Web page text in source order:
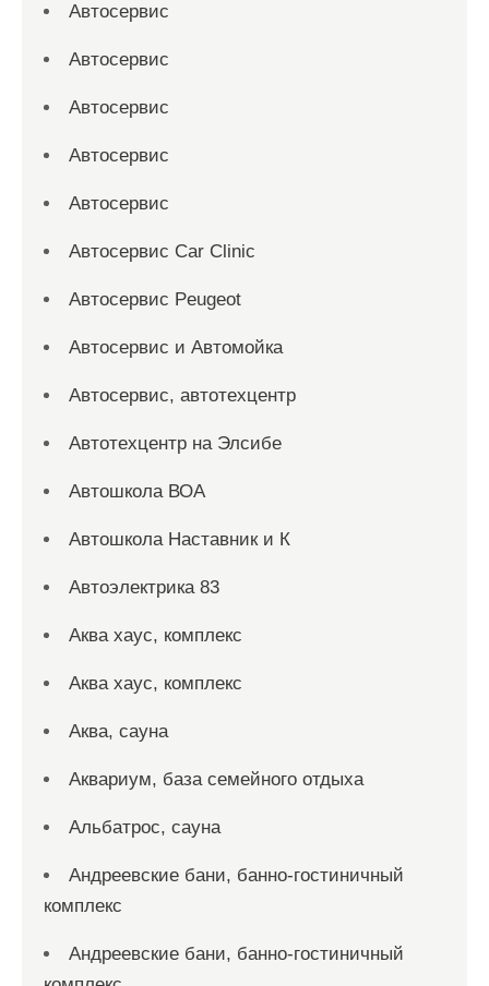
Автосервис
Автосервис
Автосервис
Автосервис
Автосервис
Автосервис Car Clinic
Автосервис Peugeot
Автосервис и Автомойка
Автосервис, автотехцентр
Автотехцентр на Элсибе
Автошкола ВОА
Автошкола Наставник и К
Автоэлектрика 83
Аква хаус, комплекс
Аква хаус, комплекс
Аква, сауна
Аквариум, база семейного отдыха
Альбатрос, сауна
Андреевские бани, банно-гостиничный
комплекс
Андреевские бани, банно-гостиничный